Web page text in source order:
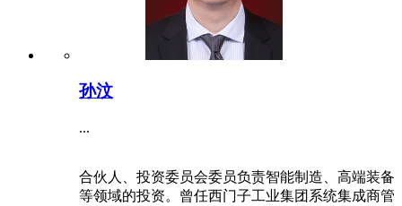
孙汶
...
合伙人、投资委员会委员负责智能制造、高端装备
等领域的投资。曾任西门子工业集团系统集成商管